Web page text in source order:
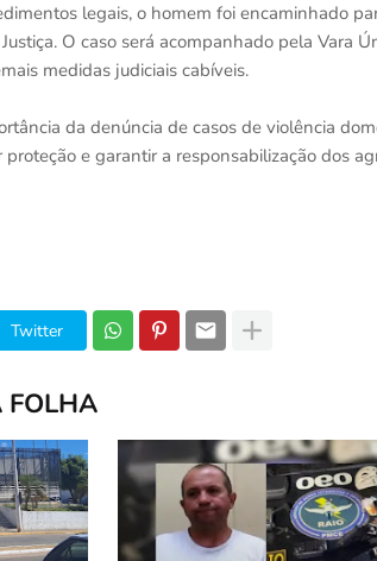
legais, o homem foi encaminhado
O caso será acompanhado pela Vara
medidas judiciais cabíveis.
da denúncia de casos de violência
e garantir a responsabilização dos
Twitter
FOLHA